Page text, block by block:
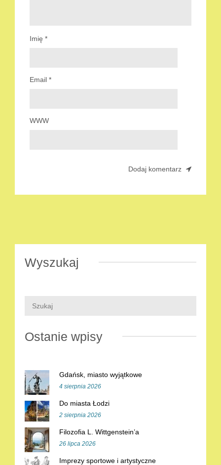
Imię *
Email *
WWW
Wyszukaj
Ostanie wpisy
Gdańsk, miasto wyjątkowe
4 sierpnia 2026
Do miasta Łodzi
2 sierpnia 2026
Filozofia L. Wittgenstein’a
26 lipca 2026
Imprezy sportowe i artystyczne